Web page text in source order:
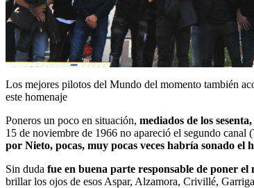
Los mejores pilotos del Mundo del momento también
este homenaje
Poneros un poco en situación, mediados de los sesenta,
15 de noviembre de 1966 no apareció el segundo canal
por Nieto, pocas, muy pocas veces habría sonado el
Sin duda fue en buena parte responsable de poner
brillar los ojos de esos Aspar, Alzamora, Crivillé,